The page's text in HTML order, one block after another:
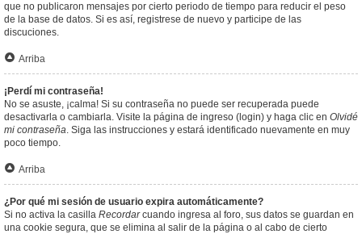
que no publicaron mensajes por cierto periodo de tiempo para reducir el peso
de la base de datos. Si es así, registrese de nuevo y participe de las
discuciones.
Arriba
¡Perdí mi contraseña!
No se asuste, ¡calma! Si su contraseña no puede ser recuperada puede
desactivarla o cambiarla. Visite la página de ingreso (login) y haga clic en Olvidé
mi contraseña. Siga las instrucciones y estará identificado nuevamente en muy
poco tiempo.
Arriba
¿Por qué mi sesión de usuario expira automáticamente?
Si no activa la casilla Recordarcuando ingresa al foro, sus datos se guardan en
una cookie segura, que se elimina al salir de la página o al cabo de cierto